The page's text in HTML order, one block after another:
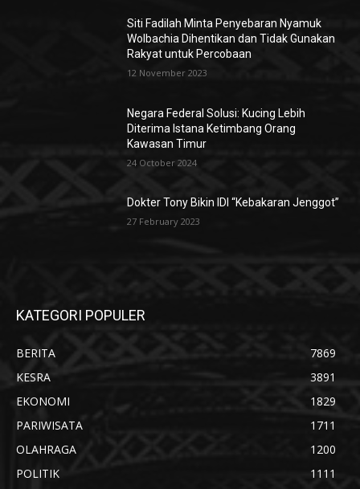
Siti Fadilah Minta Penyebaran Nyamuk
Wolbachia Dihentikan dan Tidak Gunakan
Rakyat untuk Percobaan
12 November 2023
Negara Federal Solusi: Kucing Lebih
Diterima Istana Ketimbang Orang
Kawasan Timur
24 October 2024
Dokter Tony Bikin IDI “Kebakaran Jenggot”
27 February 2023
KATEGORI POPULER
BERITA
7869
KESRA
3891
EKONOMI
1829
PARIWISATA
1711
OLAHRAGA
1200
POLITIK
1111